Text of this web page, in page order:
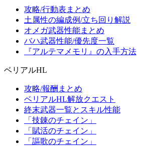
攻略/行動表まとめ
土属性の編成例/立ち回り解説
オメガ武器性能まとめ
バハ武器性能/優先度一覧
『アルテマメモリ』の入手方法
ベリアルHL
攻略/報酬まとめ
ベリアルHL解放クエスト
終末武器一覧とスキル性能
「技錬のチェイン」
「賦活のチェイン」
「謳歌のチェイン」